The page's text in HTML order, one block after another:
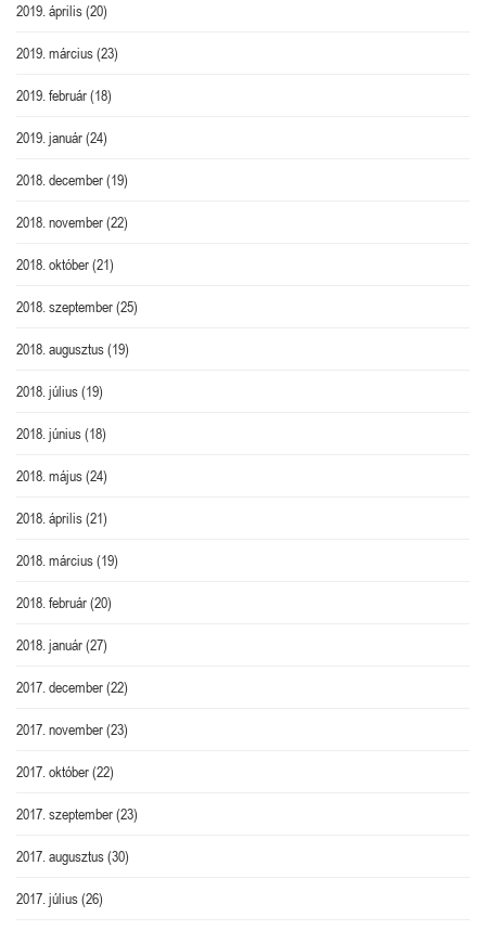
2019. április(20)
2019. március(23)
2019. február(18)
2019. január(24)
2018. december(19)
2018. november(22)
2018. október(21)
2018. szeptember(25)
2018. augusztus(19)
2018. július(19)
2018. június(18)
2018. május(24)
2018. április(21)
2018. március(19)
2018. február(20)
2018. január(27)
2017. december(22)
2017. november(23)
2017. október(22)
2017. szeptember(23)
2017. augusztus(30)
2017. július(26)